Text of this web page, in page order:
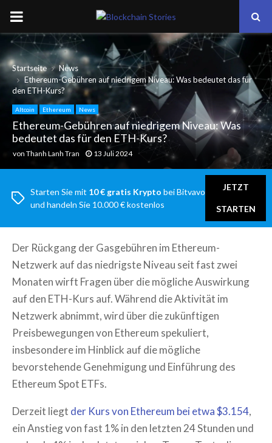
PRIMARY
MENU
Startseite
News
Ethereum-Gebühren auf niedrigem Niveau: Was bedeutet das für
den ETH-Kurs?
Altcoin Ethereum News
Ethereum-Gebühren auf niedrigem Niveau: Was
bedeutet das für den ETH-Kurs?
von Thanh Lanh Tran 13 Juli 2024
Starten Sie mit 10 € gratis Krypto bei Bitvavo
und handeln Sie 10.000 € kostenlos
JETZT
STARTEN
Der Rückgang der Gasgebühren im Ethereum-
Netzwerk auf das niedrigste Niveau seit fast zwei
Monaten wirft Fragen über die mögliche Auswirkung
auf den ETH-Kurs auf. Während die Aktivität im
Netzwerk abnimmt, wird über die zukünftigen
Preisbewegungen von Ethereum spekuliert,
insbesondere im Hinblick auf die mögliche
bevorstehende Genehmigung und Einführung des
Ethereum Spot ETFs.
Derzeit liegt der Kurs von Ethereum bei etwa $3.154,
ein Anstieg von fast 1% in den letzten 24 Stunden und